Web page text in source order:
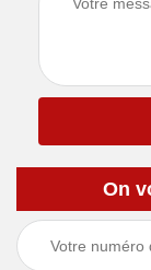
On